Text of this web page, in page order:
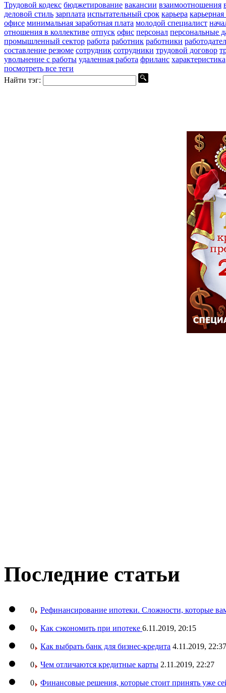
Трудовой кодекс бюджетирование вакансии взаимоотношения
деловой стиль зарплата испытательный срок карьера
офисе минимальная заработная плата молодой специалист
отношения в коллективе отпуск офис персонал персональные
промышленный сектор работа работник работники
составление резюме сотрудник сотрудники трудовой договор
увольнение с работы удаленная работа фриланс характеристика
посмотреть все теги
Найти тэг:
Последние статьи
0 Рефинансирование ипотеки. Сложности, которые
0 Как сэкономить при ипотеке 6.11.2019, 20:15
0 Как выбрать банк для бизнес-кредита 4.11.2019, 22:37
0 Чем отличаются кредитные карты 2.11.2019, 22:27
0 Финансовые решения, которые стоит принять уже